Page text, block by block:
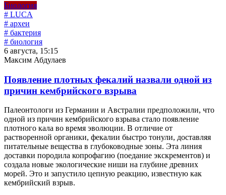
Биология
# LUCA
# археи
# бактерия
# биология
6 августа, 15:15
Максим Абдулаев
Появление плотных фекалий назвали одной из
причин кембрийского взрыва
Палеонтологи из Германии и Австралии предположили, что
одной из причин кембрийского взрыва стало появление
плотного кала во время эволюции. В отличие от
растворенной органики, фекалии быстро тонули, доставляя
питательные вещества в глубоководные зоны. Эта линия
доставки породила копрофагию (поедание экскрементов) и
создала новые экологические ниши на глубине древних
морей. Это и запустило цепную реакцию, известную как
кембрийский взрыв.